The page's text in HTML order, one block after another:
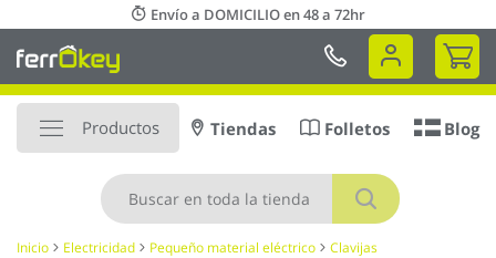
al
contenido
Envío a DOMICILIO en 48 a 72hr
Mi
Productos
Buscar
Tiendas Folletos Blog
Inicio Electricidad Pequeño material eléctrico Clavijas